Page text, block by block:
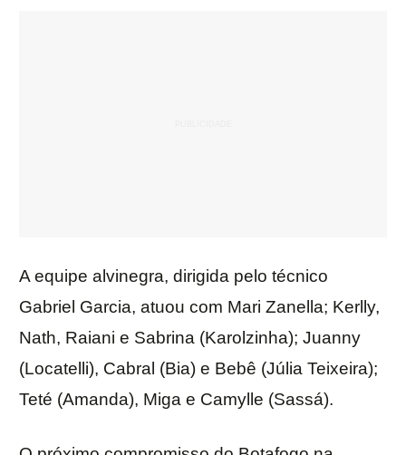
A equipe alvinegra, dirigida pelo técnico
Gabriel Garcia, atuou com Mari Zanella; Kerlly,
Nath, Raiani e Sabrina (Karolzinha); Juanny
(Locatelli), Cabral (Bia) e Bebê (Júlia Teixeira);
Teté (Amanda), Miga e Camylle (Sassá).